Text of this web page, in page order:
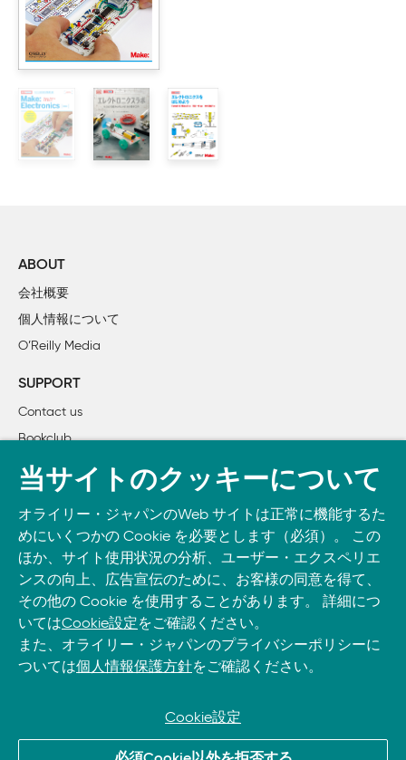
いい道具、すごい道具、そして買ってはいけない道具
でも、ほかにどんな種類のハンダごてがあるでしょう
        放電式ハンダごて
    ハンダごての付属品
    作業を支えよう
    道具のまとめ
    プロジェクト：ポータブルなミント缶吸煙器
    ハンダごてと作業場所を準備しよう
    プリント基板をハンダづけしよう
4章　トラブルシューティングと失敗したときの直し方
    よくある間違い
        コールドジョイント
        ハンダが足りないとき
        ハンダをのせすぎたとき
        熱しすぎたとき
        動かしすぎたとき
        部品の足を基板にハンダづけしてしまったとき
    ハンダを取り除く、いろいろな方法
    はがれたランドの修復
    素材
ABOUT
会社概要
個人情報について
O’Reilly Media
SUPPORT
Contact us
Bookclub
書籍注文
Take O’Reilly with you and learn anywhere, anytime on your
phone
and tablet.
© 2026, O’Reilly Japan, Inc. oreilly.co.jpに掲載されているすべて
当サイトのクッキーについて
オライリー・ジャパンのWeb サイトは正常に機能するた
めにいくつかの Cookie を必要とします（必須）。 この
ほか、サイト使用状況の分析、ユーザー・エクスペリエ
ンスの向上、広告宣伝のために、お客様の同意を得て、
その他の Cookie を使用することがあります。 詳細につ
いてはCookie設定をご確認ください。
また、オライリー・ジャパンのプライバシーポリシーに
ついては個人情報保護方針をご確認ください。
Cookie設定